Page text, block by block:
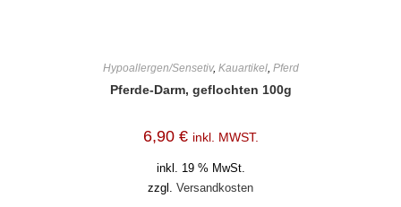
Hypoallergen/Sensetiv, Kauartikel, Pferd
Pferde-Darm, geflochten 100g
6,90 € inkl. MWST.
inkl. 19 % MwSt.
zzgl. Versandkosten